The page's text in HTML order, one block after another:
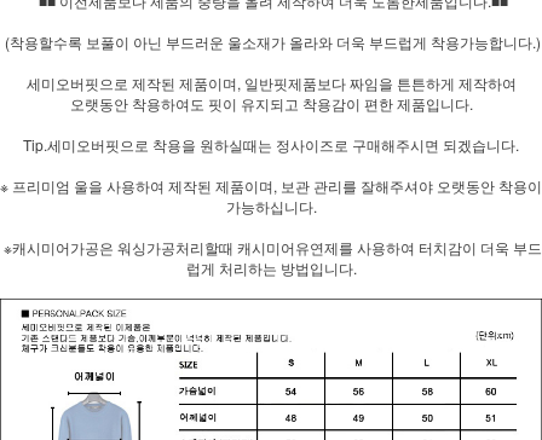
(착용할수록 보풀이 아닌 부드러운 울소재가 올라와 더욱 부드럽게 착용가능합니다.)
세미오버핏으로 제작된 제품이며, 일반핏제품보다 짜임을 튼튼하게 제작하여
오랫동안 착용하여도 핏이 유지되고 착용감이 편한 제품입니다.
Tip.세미오버핏으로 착용을 원하실때는 정사이즈로 구매해주시면 되겠습니다.
※ 프리미엄 울을 사용하여 제작된 제품이며, 보관 관리를 잘해주셔야 오랫동안 착용이
가능하십니다.
※캐시미어가공은 워싱가공처리할때 캐시미어유연제를 사용하여 터치감이 더욱 부드
럽게 처리하는 방법입니다.